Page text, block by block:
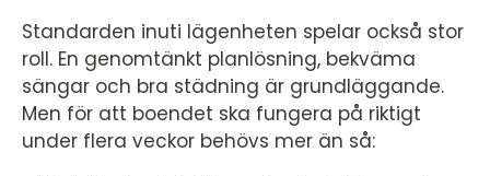
Standarden inuti lägenheten spelar också stor
roll. En genomtänkt planlösning, bekväma
sängar och bra städning är grundläggande.
Men för att boendet ska fungera på riktigt
under flera veckor behövs mer än så: